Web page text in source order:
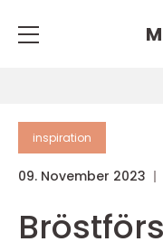
inspiration
09. November 2023